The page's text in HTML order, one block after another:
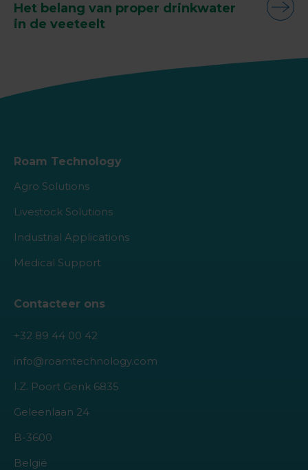
Het belang van proper drinkwater
in de veeteelt
Roam Technology
Agro Solutions
Livestock Solutions
Industrial Applications
Medical Support
Contacteer ons
+32 89 44 00 42
info@roamtechnology.com
I.Z. Poort Genk 6835
Geleenlaan 24
B-3600
België